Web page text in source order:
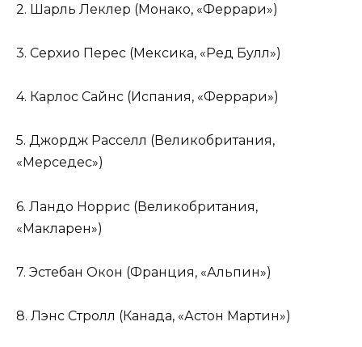
2. Шарль Леклер (Монако, «Феррари»)
3. Серхио Перес (Мексика, «Ред Булл»)
4. Карлос Сайнс (Испания, «Феррари»)
5. Джордж Расселл (Великобритания,
«Мерседес»)
6. Ландо Норрис (Великобритания,
«Макларен»)
7. Эстебан Окон (Франция, «Альпин»)
8. Лэнс Стролл (Канада, «Астон Мартин»)